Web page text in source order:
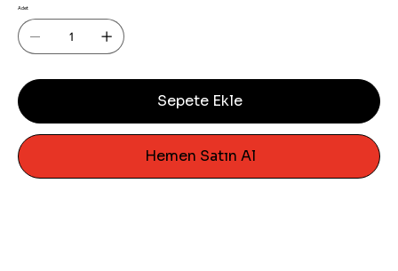
Adet
Sepete Ekle
Hemen Satın Al